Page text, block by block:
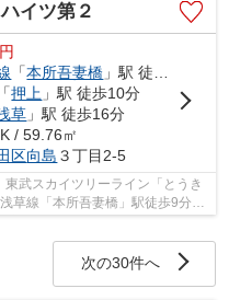
イツ第２
円
「本所吾妻橋 」駅 徒歩9分
「押上 」駅 徒歩10分
草 」駅 徒歩16分
/ 59.76㎡
区向島 ３丁目2-5
武スカイツリーライン「とうき
草線「本所吾妻橋」駅徒歩9分、
次の30件へ